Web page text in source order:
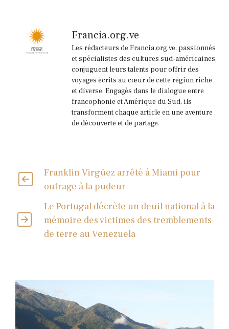
Francia.org.ve
Les rédacteurs de Francia.org.ve, passionnés
et spécialistes des cultures sud-américaines,
conjuguent leurs talents pour offrir des
voyages écrits au cœur de cette région riche
et diverse. Engagés dans le dialogue entre
francophonie et Amérique du Sud, ils
transforment chaque article en une aventure
de découverte et de partage.
Franklin Virgüez arrêté à Miami pour
outrage à la pudeur
Le Portugal décrète un deuil national à la
mémoire des victimes des tremblements
de terre au Venezuela